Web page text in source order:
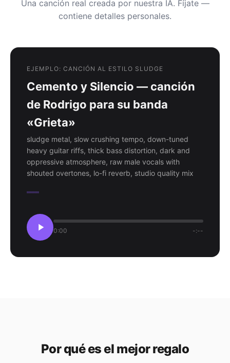
Una canción real creada por nuestra IA. Fíjate —
contiene detalles personales.
EJEMPLO: CANCIÓN AL ESTILO SLUDGE
Cemento y Silencio — canción
de Rodrigo para su banda
«Grieta»
sludge metal, slow crushing tempo, down-tuned
heavy guitar riffs, thick bass distortion, dark and
oppressive atmosphere, raw male vocals with
shouted overtones, lo-fi reverb, studio quality mix
0:00 -:--
Por qué es el mejor regalo